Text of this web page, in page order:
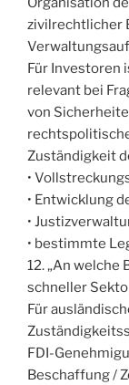
zivilrechtlicher
Für Investoren
relevant bei
von
Zuständigkeit
•
• Entwicklung
•
• bestimmte
12. „An welche
schneller
Für
FDI-
Beschaffung /